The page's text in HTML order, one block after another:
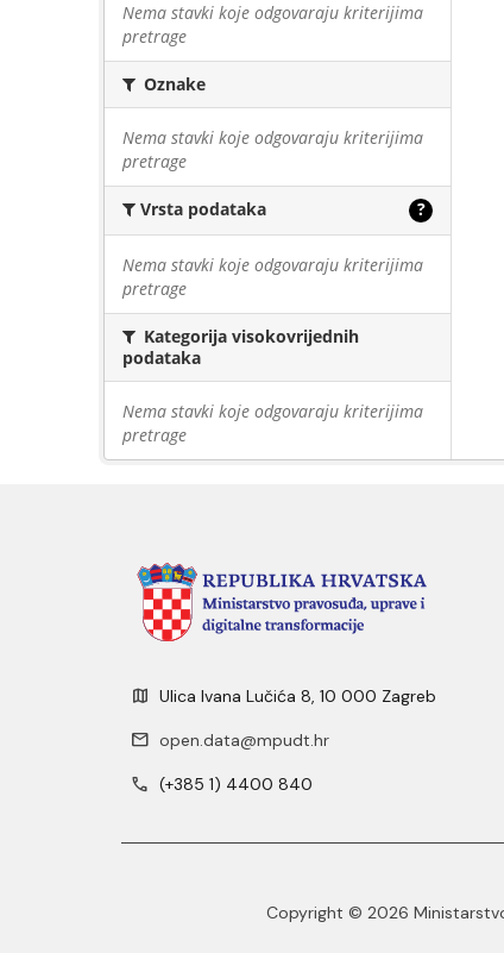
Nema stavki koje odgovaraju kriterijima
pretrage
Oznake
Nema stavki koje odgovaraju kriterijima
pretrage
Vrsta podataka ?
Nema stavki koje odgovaraju kriterijima
pretrage
Kategorija visokovrijednih
podataka
Nema stavki koje odgovaraju kriterijima
pretrage